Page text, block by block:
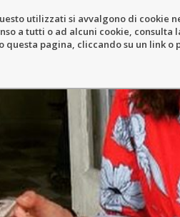
utilizzati si avvalgono di cookie
a tutti o ad alcuni cookie, consulta
pagina, cliccando su un link
WINERY RESORT